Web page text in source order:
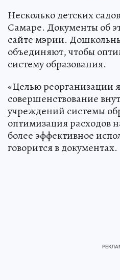
Несколько детских
Самаре. Документы об
сайте мэрии.
объединяют, чтобы
систему образования.
«Целью реорганизации
совершенствование
учреждений системы
оптимизация расходов
более эффективное
говорится в документах.